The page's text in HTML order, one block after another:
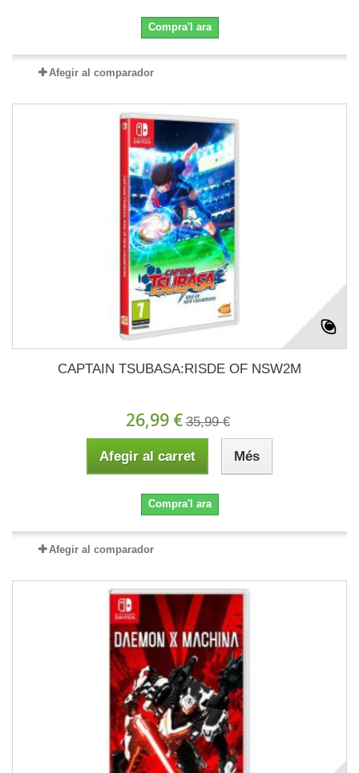
Compra'l ara
Afegir al comparador
CAPTAIN TSUBASA:RISDE OF NSW2M
26,99 € 35,99 €
Afegir al carret Més
Compra'l ara
Afegir al comparador